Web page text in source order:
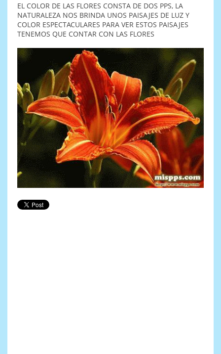
EL COLOR DE LAS FLORES CONSTA DE DOS PPS, LA
NATURALEZA NOS BRINDA UNOS PAISAJES DE LUZ Y
COLOR ESPECTACULARES PARA VER ESTOS PAISAJES
TENEMOS QUE CONTAR CON LAS FLORES